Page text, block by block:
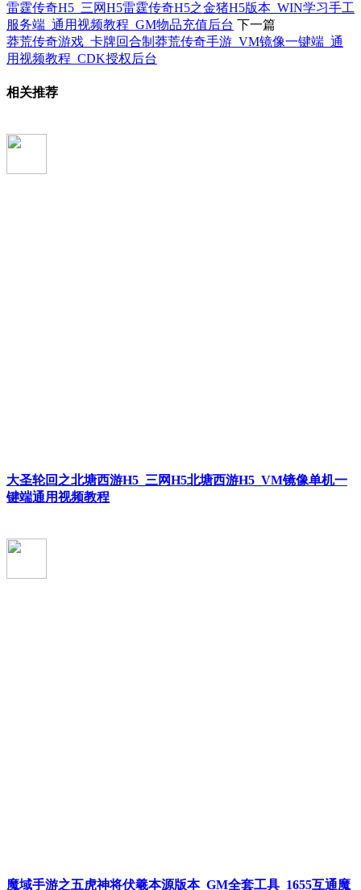
雷霆传奇H5_三网H5雷霆传奇H5之金猪H5版本_WIN学习手工
服务端_通用视频教程_GM物品充值后台 下一篇
莽荒传奇游戏_卡牌回合制莽荒传奇手游_VM镜像一键端_通
用视频教程_CDK授权后台
相关推荐
大圣轮回之北塘西游H5_三网H5北塘西游H5_VM镜像单机一
键端通用视频教程
魔域手游之五虎神将伏羲本源版本_GM全套工具_1655互通魔